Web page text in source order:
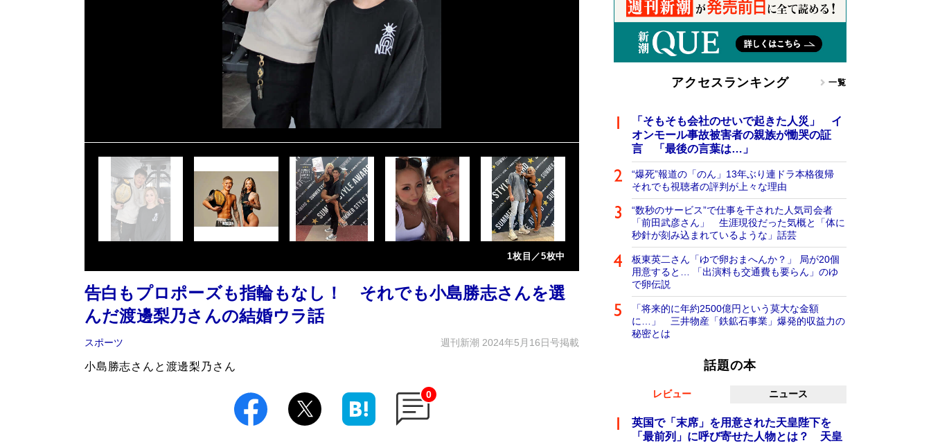
1枚目／5枚中
告白もプロポーズも指輪もなし！ それでも小島勝志さんを選
んだ渡邊梨乃さんの結婚ウラ話
スポーツ 週刊新潮 2024年5月16日号掲載
小島勝志さんと渡邊梨乃さん
0
アクセスランキング 一覧
「そもそも会社のせいで起きた人災」 イ
オンモール事故被害者の親族が慟哭の証
言 「最後の言葉は…」
“爆死”報道の「のん」13年ぶり連ドラ本格復帰
それでも視聴者の評判が上々な理由
“数秒のサービス”で仕事を干された人気司会者
「前田武彦さん」 生涯現役だった気概と「体に
秒針が刻み込まれているような」話芸
板東英二さん「ゆで卵おまへんか？」 局が20個
用意すると… 「出演料も交通費も要らん」のゆ
で卵伝説
「将来的に年約2500億円という莫大な金額
に…」 三井物産「鉄鉱石事業」爆発的収益力の
秘密とは
話題の本
レビュー ニュース
英国で「末席」を用意された天皇陛下を
「最前列」に呼び寄せた人物とは？ 天皇